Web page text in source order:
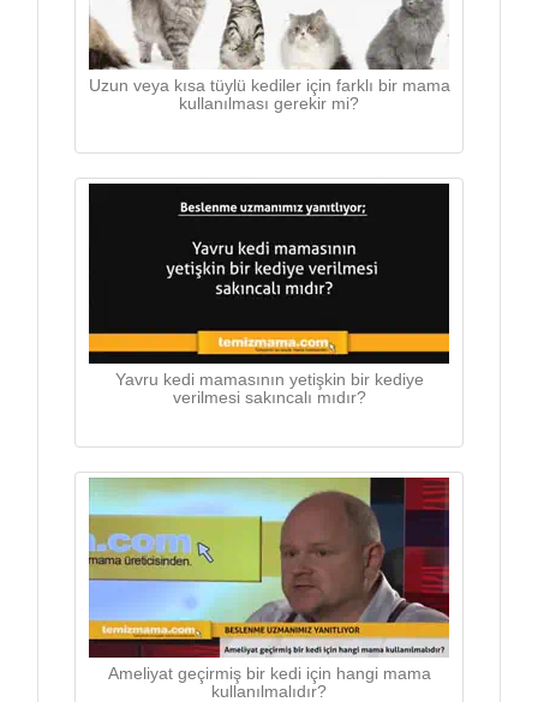
Uzun veya kısa tüylü kediler için farklı bir mama
kullanılması gerekir mi?
Yavru kedi mamasının yetişkin bir kediye
verilmesi sakıncalı mıdır?
Ameliyat geçirmiş bir kedi için hangi mama
kullanılmalıdır?